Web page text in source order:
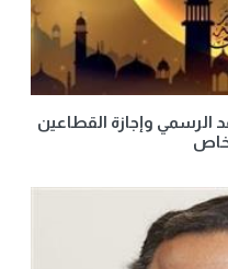
الشريف 2026.. الموعد الرسمي وإجازة القطاعين